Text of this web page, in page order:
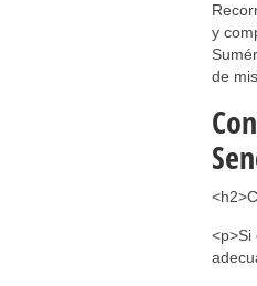
y
de
<p>Si